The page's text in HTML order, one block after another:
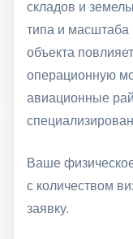
складов и
типа и
объекта
операционную
авиационные
Ваше
с количеством
заявку.